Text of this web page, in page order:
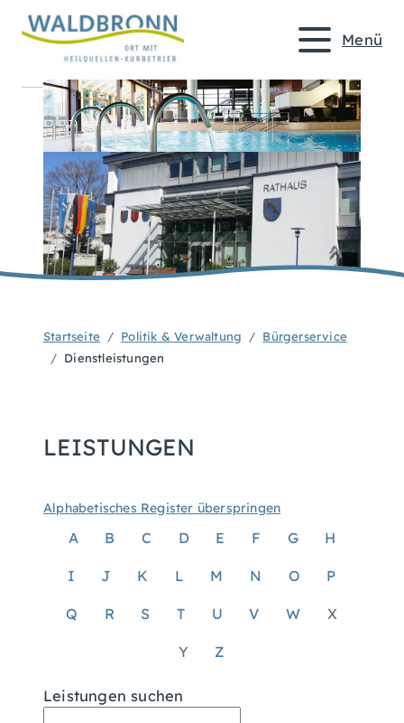
Menü
Startseite Politik & Verwaltung
Bürgerservice
Dienstleistungen
LEISTUNGEN
Alphabetisches Register überspringen
A B C D E F G H
I J K L M N O P
Q R S T U V W X
Y Z
Leistungen suchen